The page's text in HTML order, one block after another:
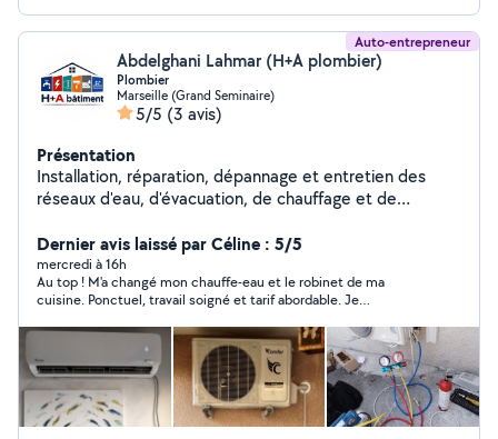
Auto-entrepreneur
Abdelghani Lahmar (H+A plombier)
Plombier
Marseille (Grand Seminaire)
5/5 (3 avis)
Présentation
Installation, réparation, dépannage et entretien des
réseaux d'eau, d'évacuation, de chauffage et de
eau, sanitaires (WC, lavabos, douches), robinetterie,
recherche et réparation de fuites, installation des
équipements de piscine (pompes, filtration, tuyauterie),
rénovation de salles de bains et petits travaux de
bâtiment.
Dernier avis laissé par Céline : 5/5
mercredi à 16h
Au top ! M'a changé mon chauffe-eau et le robinet de ma
cuisine. Ponctuel, travail soigné et tarif abordable. Je